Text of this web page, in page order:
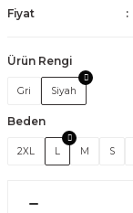
Fiyat
Ürün Rengi
Gri Siyah
Beden
2XL L M S